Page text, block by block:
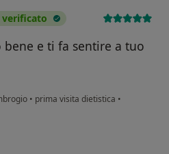
e ti fa sentire a tuo
• prima visita dietistica •